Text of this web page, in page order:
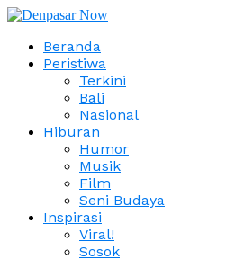
Beranda
Peristiwa
Terkini
Bali
Nasional
Hiburan
Humor
Musik
Film
Seni Budaya
Inspirasi
Viral!
Sosok